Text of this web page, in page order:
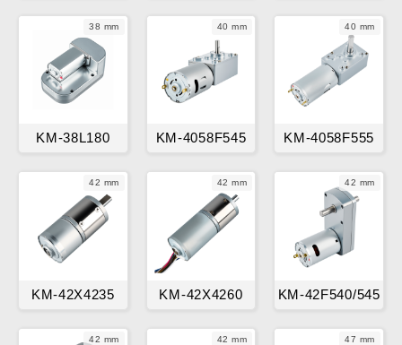
38 mm
KM-38L180
40 mm
KM-4058F545
40 mm
KM-4058F555
42 mm
KM-42X4235
42 mm
KM-42X4260
42 mm
KM-42F540/545
42 mm 42 mm 47 mm